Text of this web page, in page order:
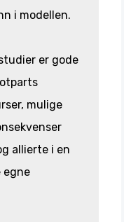
i modellen.
er gode
mulige
allierte i en
egne